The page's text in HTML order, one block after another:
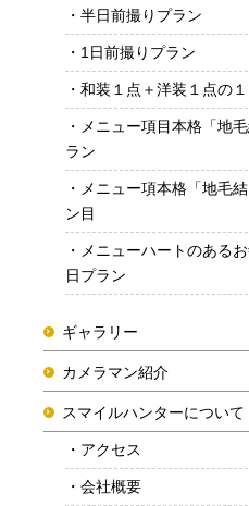
半日前撮りプラン
1日前撮りプラン
和装１点＋洋装１点の
メニュー項目本格「地
ラン
メニュー項本格「地毛
ン目
メニューハートのある
日プラン
ギャラリー
カメラマン紹介
スマイルハンターについて
アクセス
会社概要